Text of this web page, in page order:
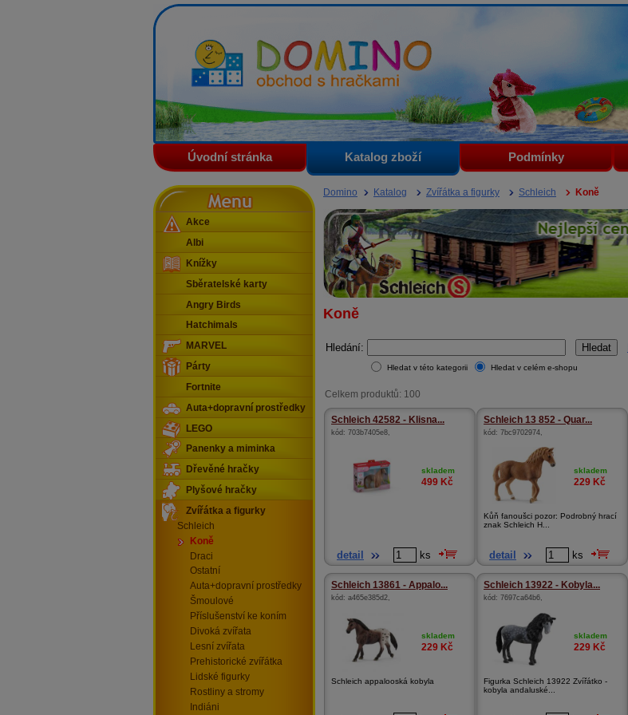
Domino - obchod s hračkami
Úvodní stránka Katalog zboží Podmínky
Domino Katalog Zvířátka a figurky Schleich Koně
Koně
Hledání:
Hledat v této kategorii Hledat v celém e-shopu
Celkem produktů: 100
Schleich 42582 - Klisna...
kód: 703b7405e8,
skladem
499 Kč
detail ks
Schleich 13 852 - Quar...
kód: 7bc9702974,
skladem
229 Kč
Kůň fanoušci pozor: Podrobný hrací
znak Schleich H...
detail ks
Schleich 13861 - Appalo...
kód: a465e385d2,
skladem
229 Kč
Schleich appalooská kobyla
Schleich 13922 - Kobyla...
kód: 7697ca64b6,
skladem
229 Kč
Figurka Schleich 13922 Zvířátko -
kobyla andaluské...
Menu
Akce
Albi
Knížky
Sběratelské karty
Angry Birds
Hatchimals
MARVEL
Párty
Fortnite
Auta+dopravní prostředky
LEGO
Panenky a miminka
Dřevěné hračky
Plyšové hračky
Zvířátka a figurky
Schleich
Koně
Draci
Ostatní
Auta+dopravní prostředky
Šmoulové
Příslušenství ke koním
Divoká zvířata
Lesní zvířata
Prehistorické zvířátka
Lidské figurky
Rostliny a stromy
Indiáni